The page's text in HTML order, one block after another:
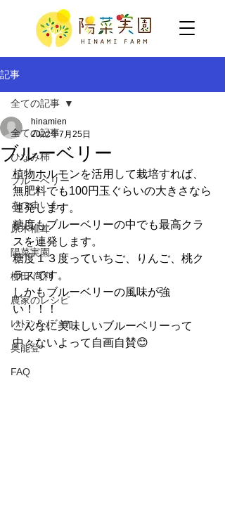
記事
全ての記事
ひなみ柿
ブルーベリー
さつまいも
原木椎茸
陽菜実園
柳田 尚利
農家のレシピ
ﾚｽﾄﾗﾝ＆ﾒﾃﾞｨｱ
奥能登
FAQ
全ての記事
ブルーベリー
hinamien
2022年7月25日
植物ホルモンを活用して栽培すれば、
無肥料でも100円玉ぐらいの大きさなら
連発します。
糖度もブルーベリーの中でも最高クラ
スを連発します。
糖度１３度っていちご、りんご、桃ク
ラスです。
しかもブルーベリーの風味が強
い！！！
こんなに美味しいブルーベリーって
中々ないよって自画自賛😊